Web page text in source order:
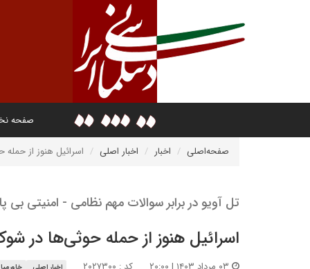
صفحه
صفحه‌اصلی اخبار اخبار اصلی اسرائیل هنوز از
تل آویو در برابر سوالات مهم نظامی - امنیتی بی
اسرائیل هنوز از حمله حوثی‌ها در